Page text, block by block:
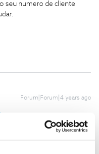
o seu numero de cliente
Forum|Forum|4 years ago